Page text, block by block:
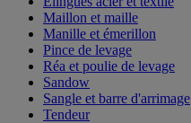
Maillon et maille
Manille et émerillon
Pince de levage
Réa et poulie de levage
Sandow
Sangle et barre d'arrimage
Tendeur